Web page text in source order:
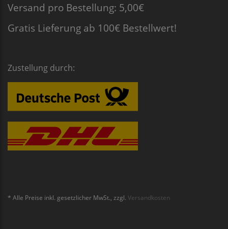
Versand pro Bestellung: 5,00€
Gratis Lieferung ab 100€ Bestellwert!
Zustellung durch:
* Alle Preise inkl. gesetzlicher MwSt., zzgl. Versandkosten